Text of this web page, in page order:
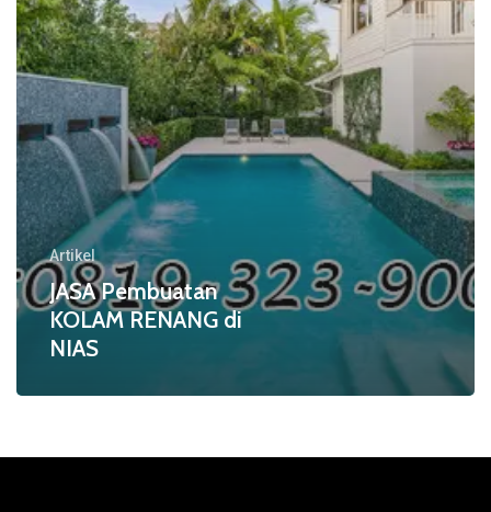
Artikel
JASA Pembuatan
KOLAM RENANG di
NIAS